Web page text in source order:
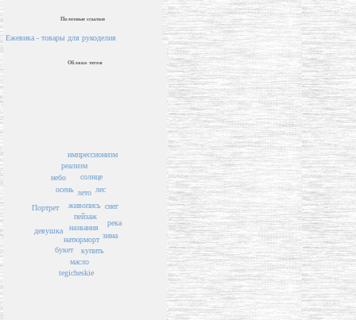
Полезные ссылки
Ежевика - товары для рукоделия
Облако тегов
пейзаж
названия
живопись
лето
натюрморт
купить
солнце
лес
зима
осень
букет
масло
река
снег
tegicheskie
реализм
небо
импрессионизм
Портрет
девушка